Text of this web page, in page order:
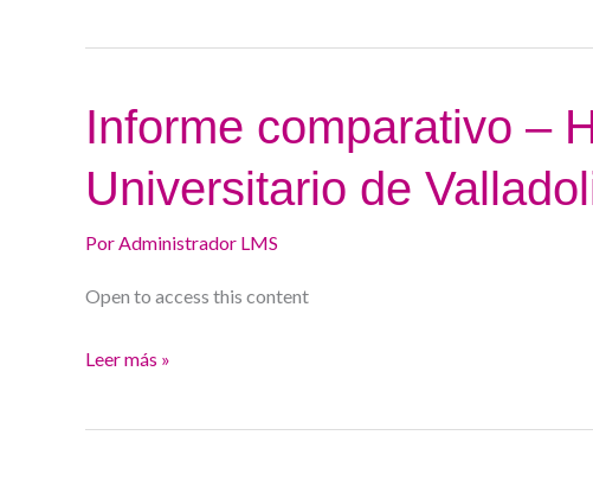
Informe comparativo –
Universitario de
PorAdministrador LMS
Open to access this content
Informe
comparativo
Clínico
Valladolid
Leer más »